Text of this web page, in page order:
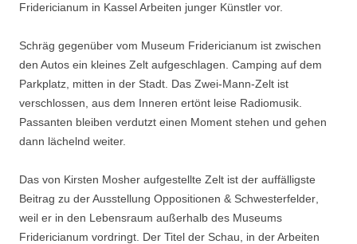
Fridericianum in Kassel Arbeiten junger Künstler vor.
Schräg gegenüber vom Museum Fridericianum ist zwischen
den Autos ein kleines Zelt aufgeschlagen. Camping auf dem
Parkplatz, mitten in der Stadt. Das Zwei-Mann-Zelt ist
verschlossen, aus dem Inneren ertönt leise Radiomusik.
Passanten bleiben verdutzt einen Moment stehen und gehen
dann lächelnd weiter.
Das von Kirsten Mosher aufgestellte Zelt ist der auffälligste
Beitrag zu der Ausstellung Oppositionen & Schwesterfelder,
weil er in den Lebensraum außerhalb des Museums
Fridericianum vordringt. Der Titel der Schau, in der Arbeiten